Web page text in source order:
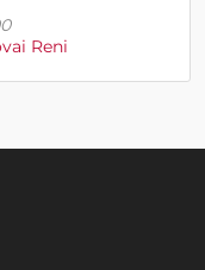
Reni